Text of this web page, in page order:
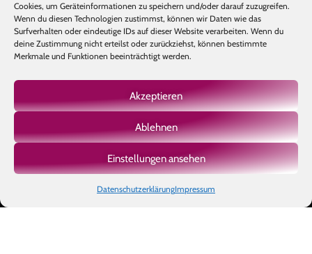
Cookies, um Geräteinformationen zu speichern und/oder darauf zuzugreifen.
Wenn du diesen Technologien zustimmst, können wir Daten wie das
Surfverhalten oder eindeutige IDs auf dieser Website verarbeiten. Wenn du
deine Zustimmung nicht erteilst oder zurückziehst, können bestimmte
Merkmale und Funktionen beeinträchtigt werden.
Akzeptieren
Ablehnen
Einstellungen ansehen
DatenschutzerklärungImpressum
Mehr laden Auf Instagram folgen